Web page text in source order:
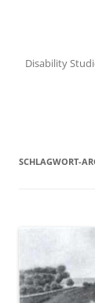
Disability
SCHLAGWORT-